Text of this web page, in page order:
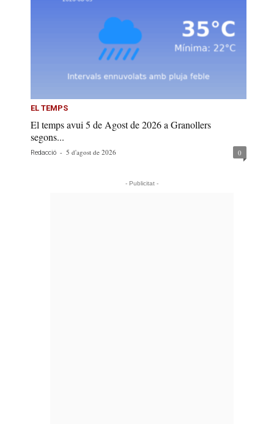
EL TEMPS
El temps avui 5 de Agost de 2026 a Granollers
segons...
Redacció - 5 d'agost de 2026 0
- Publicitat -